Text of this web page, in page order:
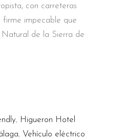
con carreteras
firme impecable que
de la Sierra de
, Higueron Hotel
, Vehículo eléctrico